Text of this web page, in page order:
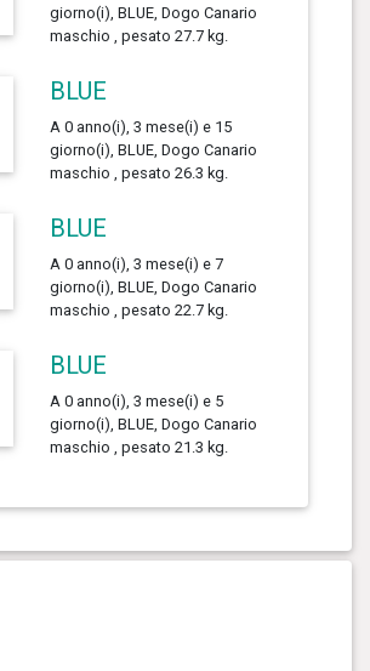
giorno(i), BLUE, Dogo Canario
maschio , pesato 27.7 kg.
BLUE
A 0 anno(i), 3 mese(i) e 15
giorno(i), BLUE, Dogo Canario
maschio , pesato 26.3 kg.
BLUE
A 0 anno(i), 3 mese(i) e 7
giorno(i), BLUE, Dogo Canario
maschio , pesato 22.7 kg.
BLUE
A 0 anno(i), 3 mese(i) e 5
giorno(i), BLUE, Dogo Canario
maschio , pesato 21.3 kg.